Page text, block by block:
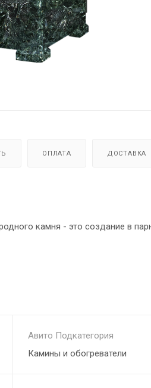
ОПЛАТА ДОСТАВКА
камня - это создание в
облицовок для чугунных
Авито Подкатегория
Камины и обогреватели